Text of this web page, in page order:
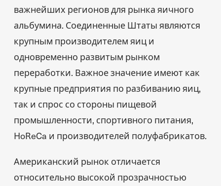
важнейших регионов для рынка яичного
альбумина. Соединенные Штаты являются
крупным производителем яиц и
одновременно развитым рынком
переработки. Важное значение имеют как
крупные предприятия по разбиванию яиц,
так и спрос со стороны пищевой
промышленности, спортивного питания,
HoReCa и производителей полуфабрикатов.
Американский рынок отличается
относительно высокой прозрачностью